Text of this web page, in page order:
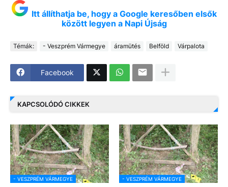
Itt állíthatja be, hogy a Google keresőben elsők
között legyen a Napi Újság
Témák: - Veszprém Vármegye áramütés Belföld Várpalota
Facebook
KAPCSOLÓDÓ CIKKEK
- VESZPRÉM VÁRMEGYE - VESZPRÉM VÁRMEGYE